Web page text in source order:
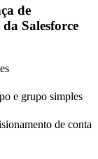
de
Salesforce
e grupo simples
de conta